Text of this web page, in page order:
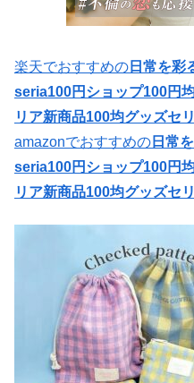
楽天でおすすめの 日常を彩
seria100円ショップ100円
リア新商品100均グッズセ
amazonでおすすめの 日常
seria100円ショップ100円
リア新商品100均グッズセ